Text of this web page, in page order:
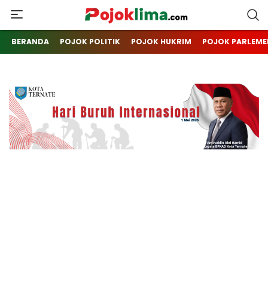
pojoklima.com
Mojokin
BERANDA POJOK POLITIK POJOK HUKRIM POJOK